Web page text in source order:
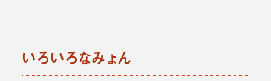
いろいろなみょん